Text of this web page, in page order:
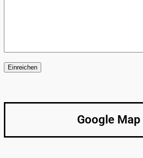
Einreichen
Google Map